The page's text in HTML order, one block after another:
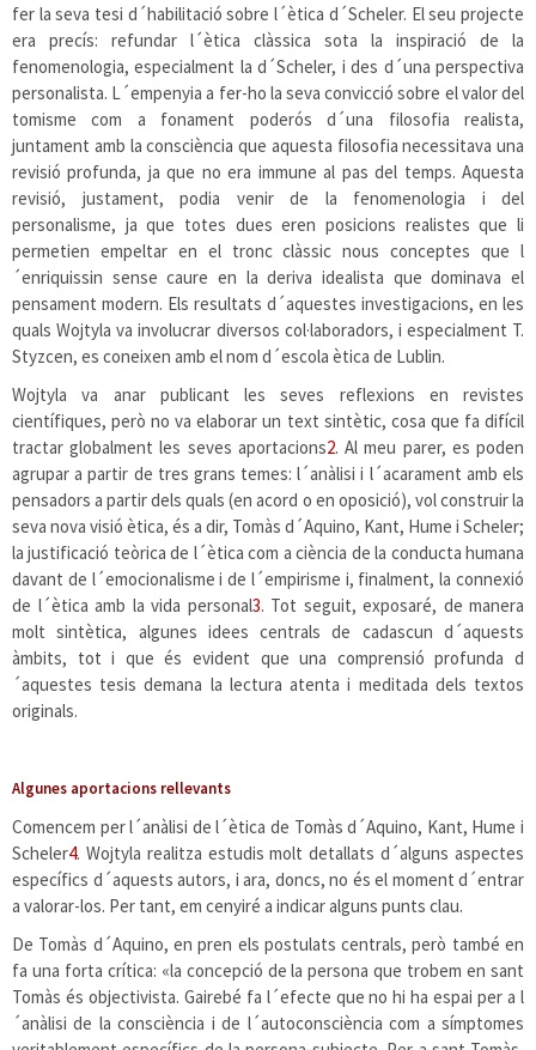
fer la seva tesi d´habilitació sobre l´ètica d´Scheler. El seu projecte
era precís: refundar l´ètica clàssica sota la inspiració de la
fenomenologia, especialment la d´Scheler, i des d´una perspectiva
personalista. L´empenyia a fer-ho la seva convicció sobre el valor del
tomisme com a fonament poderós d´una filosofia realista,
juntament amb la consciència que aquesta filosofia necessitava una
revisió profunda, ja que no era immune al pas del temps. Aquesta
revisió, justament, podia venir de la fenomenologia i del
personalisme, ja que totes dues eren posicions realistes que li
permetien empeltar en el tronc clàssic nous conceptes que l
´enriquissin sense caure en la deriva idealista que dominava el
pensament modern. Els resultats d´aquestes investigacions, en les
quals Wojtyla va involucrar diversos col·laboradors, i especialment T.
Styzcen, es coneixen amb el nom d´escola ètica de Lublin.
Wojtyla va anar publicant les seves reflexions en revistes
científiques, però no va elaborar un text sintètic, cosa que fa difícil
tractar globalment les seves aportacions2. Al meu parer, es poden
agrupar a partir de tres grans temes: l´anàlisi i l´acarament amb els
pensadors a partir dels quals (en acord o en oposició), vol construir la
seva nova visió ètica, és a dir, Tomàs d´Aquino, Kant, Hume i Scheler;
la justificació teòrica de l´ètica com a ciència de la conducta humana
davant de l´emocionalisme i de l´empirisme i, finalment, la connexió
de l´ètica amb la vida personal3. Tot seguit, exposaré, de manera
molt sintètica, algunes idees centrals de cadascun d´aquests
àmbits, tot i que és evident que una comprensió profunda d
´aquestes tesis demana la lectura atenta i meditada dels textos
originals.
Algunes aportacions rellevants
Comencem per l´anàlisi de l´ètica de Tomàs d´Aquino, Kant, Hume i
Scheler4. Wojtyla realitza estudis molt detallats d´alguns aspectes
específics d´aquests autors, i ara, doncs, no és el moment d´entrar
a valorar-los. Per tant, em cenyiré a indicar alguns punts clau.
De Tomàs d´Aquino, en pren els postulats centrals, però també en
fa una forta crítica: «la concepció de la persona que trobem en sant
Tomàs és objectivista. Gairebé fa l´efecte que no hi ha espai per a l
´anàlisi de la consciència i de l´autoconsciència com a símptomes